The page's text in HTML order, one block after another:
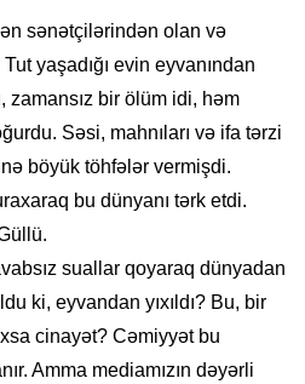
sənətçilərindən olan və
yaşadığı evin eyvanından
zamansız bir ölüm idi, həm
Səsi, mahnıları və ifa tərzi
böyük töhfələr vermişdi.
bu dünyanı tərk etdi.
suallar qoyaraq dünyadan
ki, eyvandan yıxıldı? Bu, bir
cinayət? Cəmiyyət bu
Amma mediamızın dəyərli